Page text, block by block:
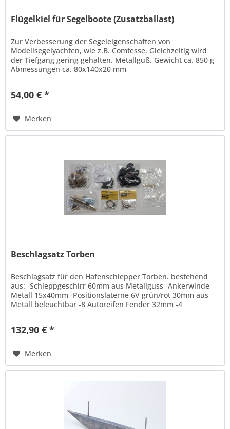
Flügelkiel für Segelboote (Zusatzballast)
Zur Verbesserung der Segeleigenschaften von
Modellsegelyachten, wie z.B. Comtesse. Gleichzeitig wird
der Tiefgang gering gehalten. Metallguß. Gewicht ca. 850 g
Abmessungen ca. 80x140x20 mm
54,00 € *
Merken
Beschlagsatz Torben
Beschlagsatz für den Hafenschlepper Torben. bestehend
aus: -Schleppgeschirr 60mm aus Metallguss -Ankerwinde
Metall 15x40mm -Positionslaterne 6V grün/rot 30mm aus
Metall beleuchtbar -8 Autoreifen Fender 32mm -4
132,90 € *
Merken